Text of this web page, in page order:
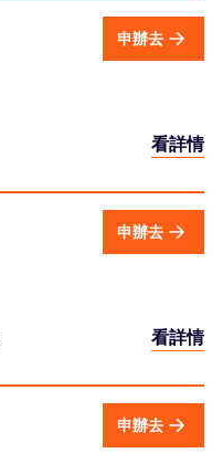
申辦去
看詳情
申辦去
看詳情
申辦去